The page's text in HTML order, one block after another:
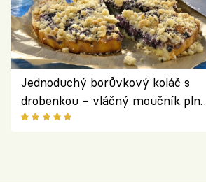
Jednoduchý borůvkový koláč s
drobenkou – vláčný moučník plný
ovoce